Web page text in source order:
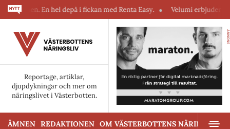
En hel depå i fickan med Renta Easy. Velumi erbjuder ett
Reportage, artiklar,
djupdykningar och mer om
näringslivet i Västerbotten.
ANNONS
ÄMNEN REDAKTIONEN OM VÄSTERBOTTENS NÄRINGSLIV